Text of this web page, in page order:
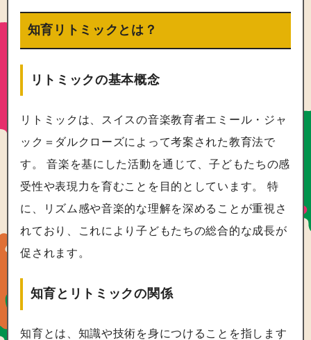
知育リトミックとは？
リトミックの基本概念
リトミックは、スイスの音楽教育者エミール・ジャ
ック＝ダルクローズによって考案された教育法で
す。 音楽を基にした活動を通じて、子どもたちの感
受性や表現力を育むことを目的としています。 特
に、リズム感や音楽的な理解を深めることが重視さ
れており、これにより子どもたちの総合的な成長が
促されます。
知育とリトミックの関係
知育とは、知識や技術を身につけることを指します